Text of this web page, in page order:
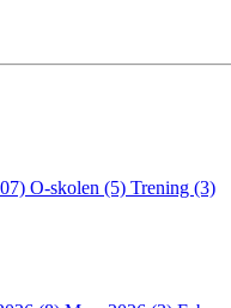
O-skolen (5) Trening (3)